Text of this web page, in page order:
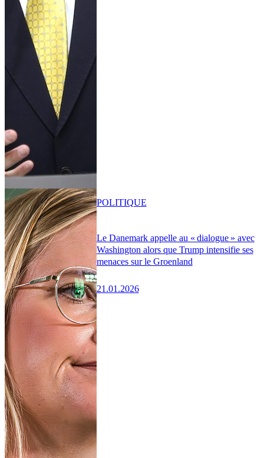
Le Danemark appelle au « dialogue » avec
Washington alors que Trump intensifie ses
menaces sur le Groenland
21.01.2026
POLITIQUE